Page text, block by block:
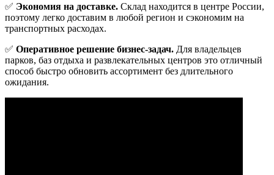
✅ Экономия на доставке. Склад находится в центре России,
поэтому легко доставим в любой регион и сэкономим на
транспортных расходах.
✅ Оперативное решение бизнес-задач. Для владельцев
парков, баз отдыха и развлекательных центров это отличный
способ быстро обновить ассортимент без длительного
ожидания.